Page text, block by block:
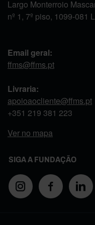
Largo Monterroio
nº 1, 7º piso, 1099-081
Email geral:
ffms@ffms.pt
Livraria:
apoioaocliente@ffms.pt
+351 219 381 223
Ver no mapa
SIGA A FUNDAÇÃO